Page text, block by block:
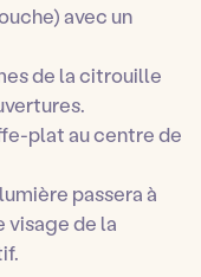
avec un
de la citrouille
plat au centre de
passera à
visage de la